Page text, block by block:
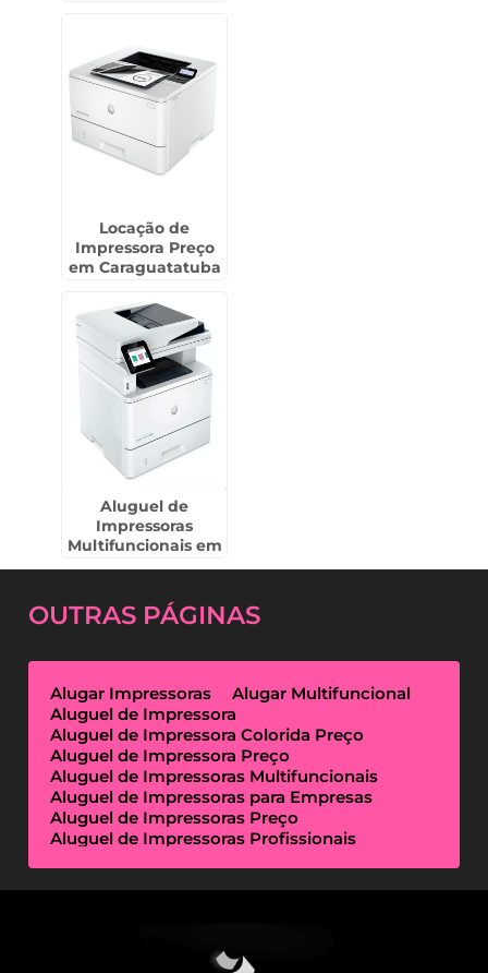
Locação de
Impressora Preço
em Caraguatatuba
Aluguel de
Impressoras
Multifuncionais em
Presidente
OUTRAS PÁGINAS
Alugar Impressoras
Alugar Multifuncional
Aluguel de Impressora
Aluguel de Impressora Colorida Preço
Aluguel de Impressora Preço
Aluguel de Impressoras Multifuncionais
Aluguel de Impressoras para Empresas
Aluguel de Impressoras Preço
Aluguel de Impressoras Profissionais
Empresas de Outsourcing de Impressão